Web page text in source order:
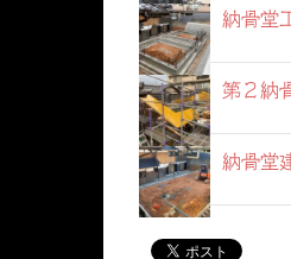
納骨堂
第２納
納骨堂